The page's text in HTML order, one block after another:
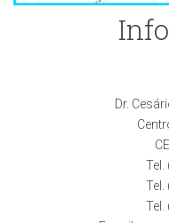
Dr.
Tel.
Tel.
Tel.